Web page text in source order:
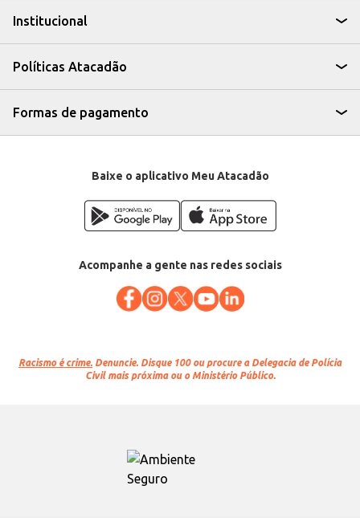
Institucional
Políticas Atacadão
Formas de pagamento
Baixe o aplicativo Meu Atacadão
Acompanhe a gente nas redes sociais
Racismo é crime. Denuncie. Disque 100 ou procure a Delegacia de Polícia
Civil mais próxima ou o Ministério Público.